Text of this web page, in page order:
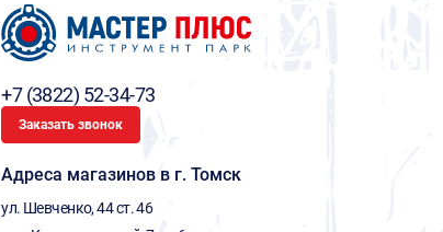
+7 (3822) 52-34-73
Заказать звонок
Адреса магазинов в г. Томск
ул. Шевченко, 44 ст. 46